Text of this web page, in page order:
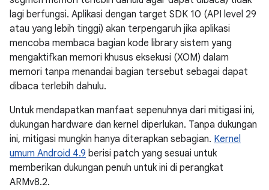
lagi berfungsi. Aplikasi dengan target SDK 10 (API level 29
atau yang lebih tinggi) akan terpengaruh jika aplikasi
mencoba membaca bagian kode library sistem yang
mengaktifkan memori khusus eksekusi (XOM) dalam
memori tanpa menandai bagian tersebut sebagai dapat
dibaca terlebih dahulu.
Untuk mendapatkan manfaat sepenuhnya dari mitigasi ini,
dukungan hardware dan kernel diperlukan. Tanpa dukungan
ini, mitigasi mungkin hanya diterapkan sebagian. Kernel
umum Android 4.9 berisi patch yang sesuai untuk
memberikan dukungan penuh untuk ini di perangkat
ARMv8.2.